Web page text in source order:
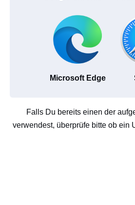
Microsoft Edge
Falls Du bereits einen der
verwendest, überprüfe bitte ob ein